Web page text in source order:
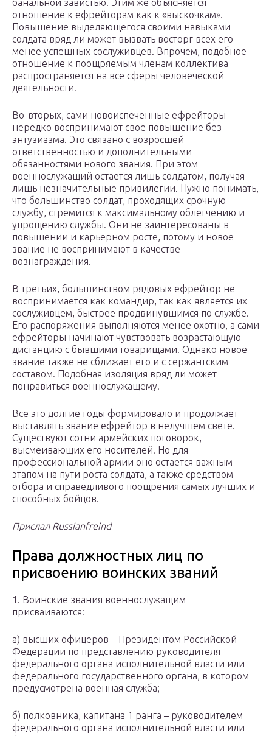
банальной завистью. Этим же объясняется
отношение к ефрейторам как к «выскочкам».
Повышение выделяющегося своими навыками
солдата вряд ли может вызвать восторг всех его
менее успешных сослуживцев. Впрочем, подобное
отношение к поощряемым членам коллектива
распространяется на все сферы человеческой
деятельности.
Во-вторых, сами новоиспеченные ефрейторы
нередко воспринимают свое повышение без
энтузиазма. Это связано с возросшей
ответственностью и дополнительными
обязанностями нового звания. При этом
военнослужащий остается лишь солдатом, получая
лишь незначительные привилегии. Нужно понимать,
что большинство солдат, проходящих срочную
службу, стремится к максимальному облегчению и
упрощению службы. Они не заинтересованы в
повышении и карьерном росте, потому и новое
звание не воспринимают в качестве
вознаграждения.
В третьих, большинством рядовых ефрейтор не
воспринимается как командир, так как является их
сослуживцем, быстрее продвинувшимся по службе.
Его распоряжения выполняются менее охотно, а сами
ефрейторы начинают чувствовать возрастающую
дистанцию с бывшими товарищами. Однако новое
звание также не сближает его и с сержантским
составом. Подобная изоляция вряд ли может
понравиться военнослужащему.
Все это долгие годы формировало и продолжает
выставлять звание ефрейтор в нелучшем свете.
Существуют сотни армейских поговорок,
высмеивающих его носителей. Но для
профессиональной армии оно остается важным
этапом на пути роста солдата, а также средством
отбора и справедливого поощрения самых лучших и
способных бойцов.
Прислал Russianfreind
Права должностных лиц по
присвоению воинских званий
1. Воинские звания военнослужащим
присваиваются:
а) высших офицеров – Президентом Российской
Федерации по представлению руководителя
федерального органа исполнительной власти или
федерального государственного органа, в котором
предусмотрена военная служба;
б) полковника, капитана 1 ранга – руководителем
федерального органа исполнительной власти или